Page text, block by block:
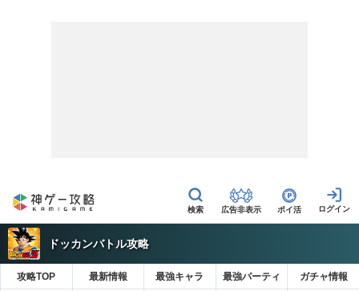
広告非表示 ポイ活
ドッカンバトル攻略
攻略TOP 最新情報 最強キャラ 最強パーティ ガチャ情報